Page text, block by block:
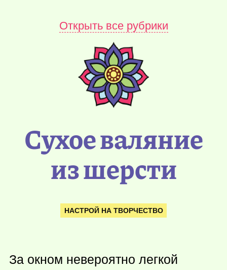
Открыть все рубрики
Сухое валяние
из шерсти
НАСТРОЙ НА ТВОРЧЕСТВО
За окном невероятно легкой